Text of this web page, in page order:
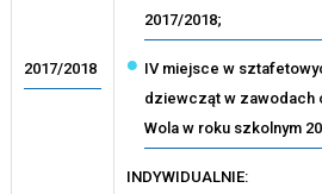
2017/2018
2017/2018;
IV miejsce w
dziewcząt w zawodach
Wola w roku szkolnym
INDYWIDUALNIE: